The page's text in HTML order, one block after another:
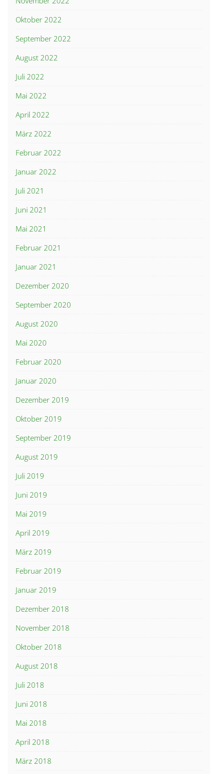
Oktober 2022
September 2022
August 2022
Juli 2022
Mai 2022
April 2022
März 2022
Februar 2022
Januar 2022
Juli 2021
Juni 2021
Mai 2021
Februar 2021
Januar 2021
Dezember 2020
September 2020
August 2020
Mai 2020
Februar 2020
Januar 2020
Dezember 2019
Oktober 2019
September 2019
August 2019
Juli 2019
Juni 2019
Mai 2019
April 2019
März 2019
Februar 2019
Januar 2019
Dezember 2018
November 2018
Oktober 2018
August 2018
Juli 2018
Juni 2018
Mai 2018
April 2018
März 2018